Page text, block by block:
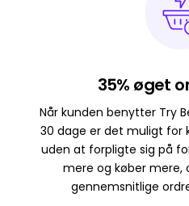
35% øget
Når kunden benytter Try
30 dage er det muligt for
uden at forpligte sig på
mere og køber mere,
gennemsnitlige